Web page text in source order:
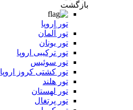
بازگشت
تور اروپا
تور آلمان
تور یونان
تور ترکیبی اروپا
تور سوئیس
تور کشتی کروز اروپا
تور هلند
تور لهستان
تور پرتغال